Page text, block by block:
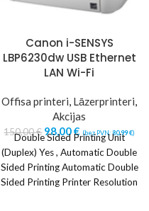
Canon i-SENSYS
LBP6230dw USB Ethernet
LAN Wi-Fi
Offisa printeri, Lāzerprinteri,
Akcijas
150,00€ 98,00€ (bez PVN:80,99€)
Double Sided Printing Unit
(Duplex) Yes , Automatic Double
Sided Printing Automatic Double
Sided Printing Printer Resolution